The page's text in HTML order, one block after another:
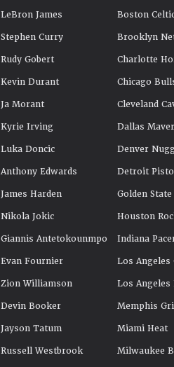
LeBron James
Stephen Curry
Rudy Gobert
Kevin Durant
Ja Morant
Kyrie Irving
Luka Doncic
Anthony Edwards
James Harden
Nikola Jokic
Giannis Antetokounmpo
Evan Fournier
Zion Williamson
Devin Booker
Jayson Tatum
Russell Westbrook
Boston
Brooklyn
Charlotte
Chicago
Cleveland
Dallas
Denver
Detroit
Golden
Houston
Indiana
Los Angeles
Los Angeles
Memphis
Miami Heat
Milwaukee